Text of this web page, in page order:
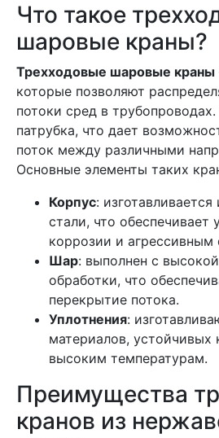
Что такое
шаровые краны?
Трехходовые шаровые краны
которые позволяют
потоки сред в
патрубка, что дает
поток между различными
Основные элементы таких
Корпус:
стали, что обеспечивает
коррозии и агрессивным
Шар: выполнен с
обработки, что
перекрытие потока.
Уплотнения:
материалов, устойчивых
высоким температурам.
Преимущества
кранов из